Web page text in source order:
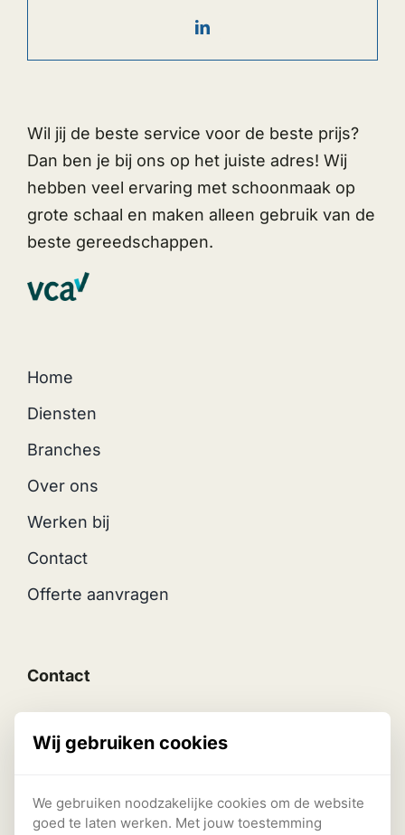
Wil jij de beste service voor de beste prijs?
Dan ben je bij ons op het juiste adres! Wij
hebben veel ervaring met schoonmaak op
grote schaal en maken alleen gebruik van de
beste gereedschappen.
Home
Diensten
Branches
Over ons
Werken bij
Contact
Offerte aanvragen
Contact
Middellandse zee 18,
1503BX Zaandam
Wij gebruiken cookies
We gebruiken noodzakelijke cookies om de website
goed te laten werken. Met jouw toestemming